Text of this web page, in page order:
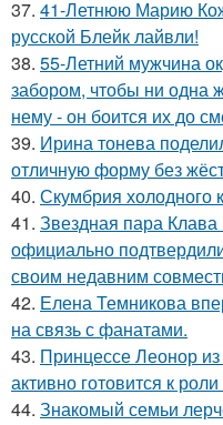
37. 41-Летнюю Марию
русской Блейк лайвли!
38. 55-Летний мужчина
забором, чтобы ни одна
нему - он боится их до
39. Ирина тонева
отличную форму без
40. Скумбрия
41. Звездная пара
официально
своим недавним
42. Елена Темникова
на связь с фанатами.
43. Принцессе Леонор
активно готовится к
44. Знакомый семьи